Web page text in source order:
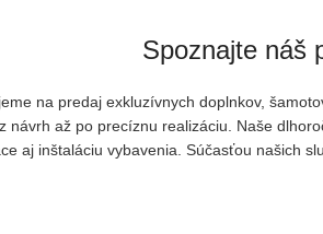
Spoznajte náš
na predaj exkluzívnych doplnkov,
návrh až po precíznu realizáciu. Naše
aj inštaláciu vybavenia. Súčasťou našich